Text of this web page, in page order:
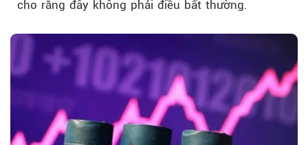
cho rằng đây không phải điều bất thường.